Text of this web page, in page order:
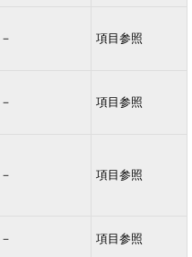
－ 項目参照
－ 項目参照
－ 項目参照
－ 項目参照